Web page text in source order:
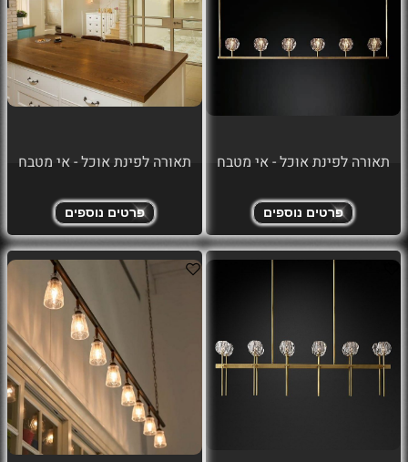
תאורה לפינת אוכל - אי מטבח
פרטים נוספים
תאורה לפינת אוכל - אי מטבח
פרטים נוספים